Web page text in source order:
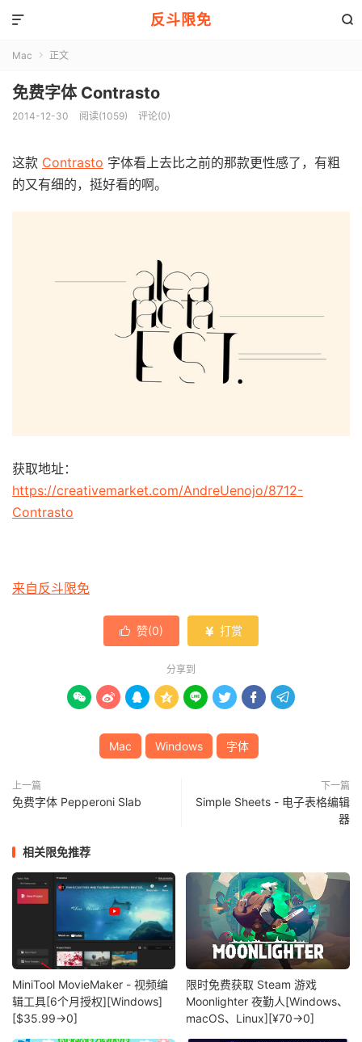
反斗限免 

Mac  正文
免费字体 Contrasto
2014-12-30 阅读(1059) 评论(0)
这款 Contrasto 字体看上去比之前的那款更性感了，有粗
的又有细的，挺好看的啊。
获取地址：
https://creativemarket.com/AndreUenojo/8712-
Contrasto
来自反斗限免
 赞(0)  打赏
分享到
       
Mac Windows 字体
上一篇
免费字体 Pepperoni Slab
下一篇
Simple Sheets - 电子表格编辑
器
相关限免推荐
MiniTool MovieMaker - 视频编
辑工具[6个月授权][Windows]
[$35.99→0]
限时免费获取 Steam 游戏
Moonlighter 夜勤人[Windows、
macOS、Linux][¥70→0]